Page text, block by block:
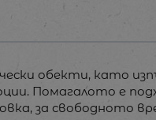
обекти, като
Помагалото е
за свободното